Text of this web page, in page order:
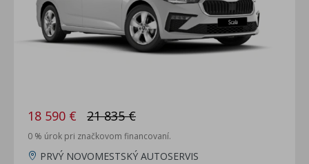
18 590 € 21 835 €
0 % úrok pri značkovom financovaní.
PRVÝ NOVOMESTSKÝ AUTOSERVIS